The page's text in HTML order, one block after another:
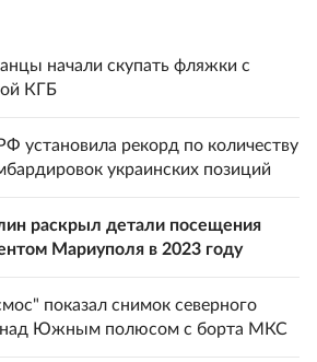
начали скупать фляжки с
КГБ
установила рекорд по количеству
украинских позиций
раскрыл детали посещения
Мариуполя в 2023 году
показал снимок северного
над Южным полюсом с борта МКС